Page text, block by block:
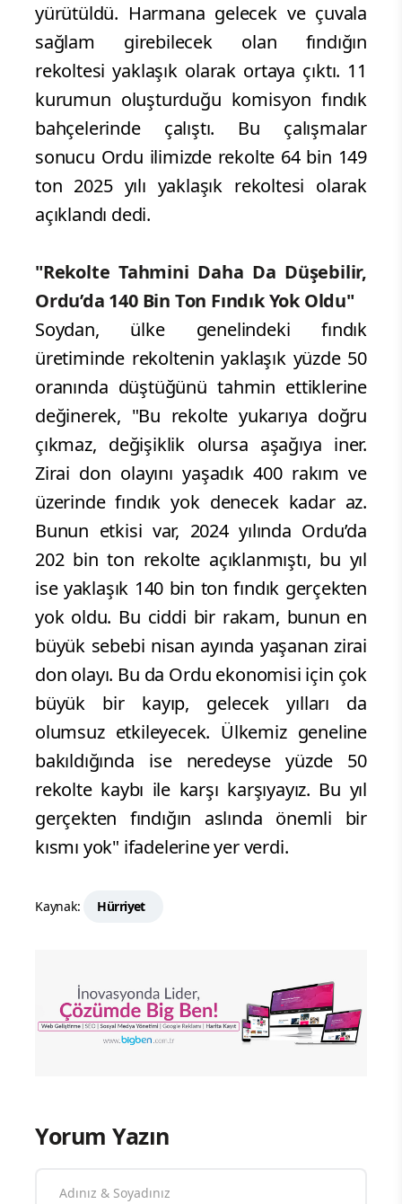
yürütüldü. Harmana gelecek ve çuvala
sağlam girebilecek olan fındığın
rekoltesi yaklaşık olarak ortaya çıktı. 11
kurumun oluşturduğu komisyon fındık
bahçelerinde çalıştı. Bu çalışmalar
sonucu Ordu ilimizde rekolte 64 bin 149
ton 2025 yılı yaklaşık rekoltesi olarak
açıklandı dedi.
"Rekolte Tahmini Daha Da Düşebilir,
Ordu’da 140 Bin Ton Fındık Yok Oldu"
Soydan, ülke genelindeki fındık
üretiminde rekoltenin yaklaşık yüzde 50
oranında düştüğünü tahmin ettiklerine
değinerek, "Bu rekolte yukarıya doğru
çıkmaz, değişiklik olursa aşağıya iner.
Zirai don olayını yaşadık 400 rakım ve
üzerinde fındık yok denecek kadar az.
Bunun etkisi var, 2024 yılında Ordu’da
202 bin ton rekolte açıklanmıştı, bu yıl
ise yaklaşık 140 bin ton fındık gerçekten
yok oldu. Bu ciddi bir rakam, bunun en
büyük sebebi nisan ayında yaşanan zirai
don olayı. Bu da Ordu ekonomisi için çok
büyük bir kayıp, gelecek yılları da
olumsuz etkileyecek. Ülkemiz geneline
bakıldığında ise neredeyse yüzde 50
rekolte kaybı ile karşı karşıyayız. Bu yıl
gerçekten fındığın aslında önemli bir
kısmı yok" ifadelerine yer verdi.
Kaynak: Hürriyet
Yorum Yazın